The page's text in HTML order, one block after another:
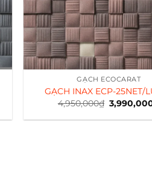
GẠCH ECOCARAT
GẠCH INAX ECP-25NET/
4,950,000₫ Giá
gốc
là: